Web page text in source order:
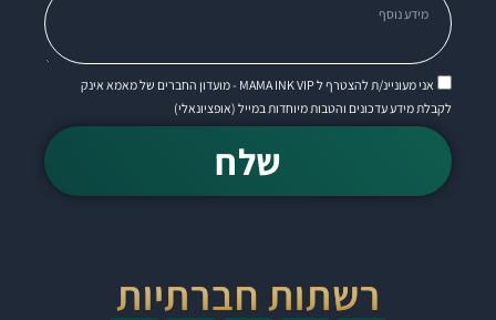
אני מעוניינ/ת להצטרף ל MAMA INK VIP - מועדון החברים של מאמא אינק
לקבלת מידע עדכונים והטבות מיוחדות במייל (אופציונאלי)
שלח
רשתות חברתיות